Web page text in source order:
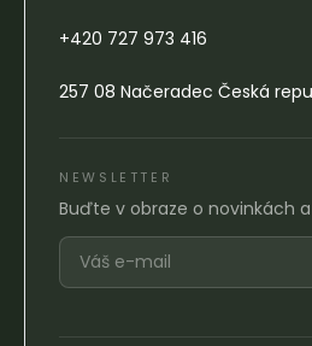
+420 727 973 416
257 08 Načeradec Česká
NEWSLETTER
Buďte v obraze o novinkách